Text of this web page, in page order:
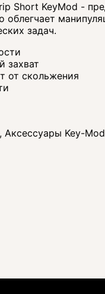
Short KeyMod -
облегчает
задач.
захват
от скольжения
Аксессуары Key-Mod